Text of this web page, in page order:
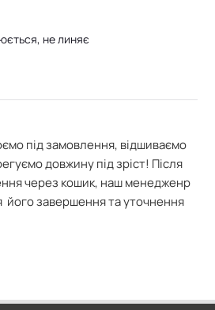
не линяє
під замовлення, відшиваємо
довжину під зріст! Після
через кошик, наш менедженр
його завершення та уточнення